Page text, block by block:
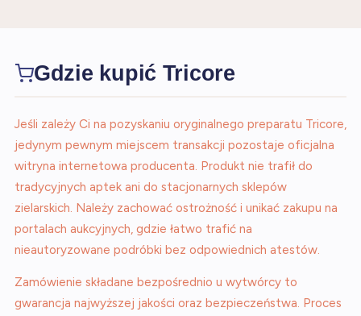
Gdzie kupić Tricore
Jeśli zależy Ci na pozyskaniu oryginalnego preparatu Tricore,
jedynym pewnym miejscem transakcji pozostaje oficjalna
witryna internetowa producenta. Produkt nie trafił do
tradycyjnych aptek ani do stacjonarnych sklepów
zielarskich. Należy zachować ostrożność i unikać zakupu na
portalach aukcyjnych, gdzie łatwo trafić na
nieautoryzowane podróbki bez odpowiednich atestów.
Zamówienie składane bezpośrednio u wytwórcy to
gwarancja najwyższej jakości oraz bezpieczeństwa. Proces